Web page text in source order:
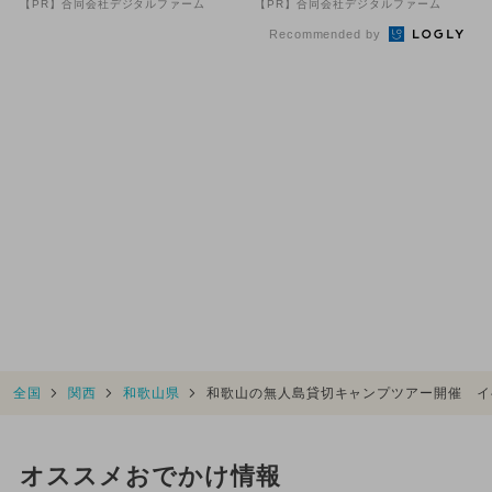
【PR】合同会社デジタルファーム 【PR】合同会社デジタルファーム
Recommended by
全国 関西 和歌山県 和歌山の無人島貸切キャンプツアー開催
オススメおでかけ情報